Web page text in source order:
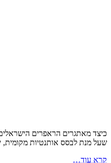
כיצד מאתגרים הראפרים הישראלים
שעל מנת לבסס אותנטיות מקומית,
קרא עוד…